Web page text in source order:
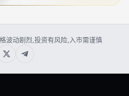
波动剧烈,投资有风险,入市需谨慎